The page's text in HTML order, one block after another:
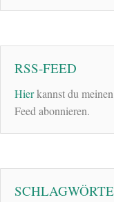
RSS-FEED
Hierkannst du
Feed abonnieren.